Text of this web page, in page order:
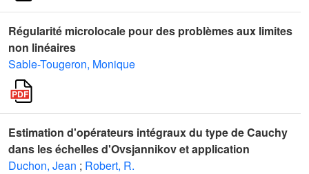
Régularité microlocale pour des problèmes aux limites
non linéaires
Sable-Tougeron, Monique
Estimation d'opérateurs intégraux du type de Cauchy
dans les échelles d'Ovsjannikov et application
Duchon, Jean ; Robert, R.